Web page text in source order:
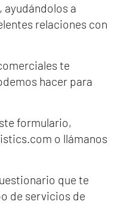
ayudándolos a
relaciones con
te
hacer para
formulario,
o llámanos
que te
de servicios de